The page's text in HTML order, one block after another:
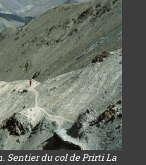
Sentier du col de Prirti La